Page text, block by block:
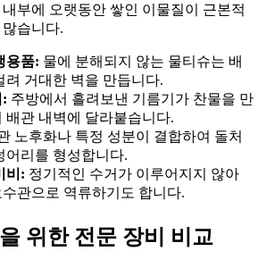
부에 오랫동안 쌓인 이물질이 근본적
습니다.
용품: 물에 분해되지 않는 물티슈는 배
려 거대한 벽을 만듭니다.
: 주방에서 흘려보낸 기름기가 찬물을 만
배관 내벽에 달라붙습니다.
노후화나 특정 성분이 결합하여 돌처
어리를 형성합니다.
비: 정기적인 수거가 이루어지지 않아
관으로 역류하기도 합니다.
위한 전문 장비 비교